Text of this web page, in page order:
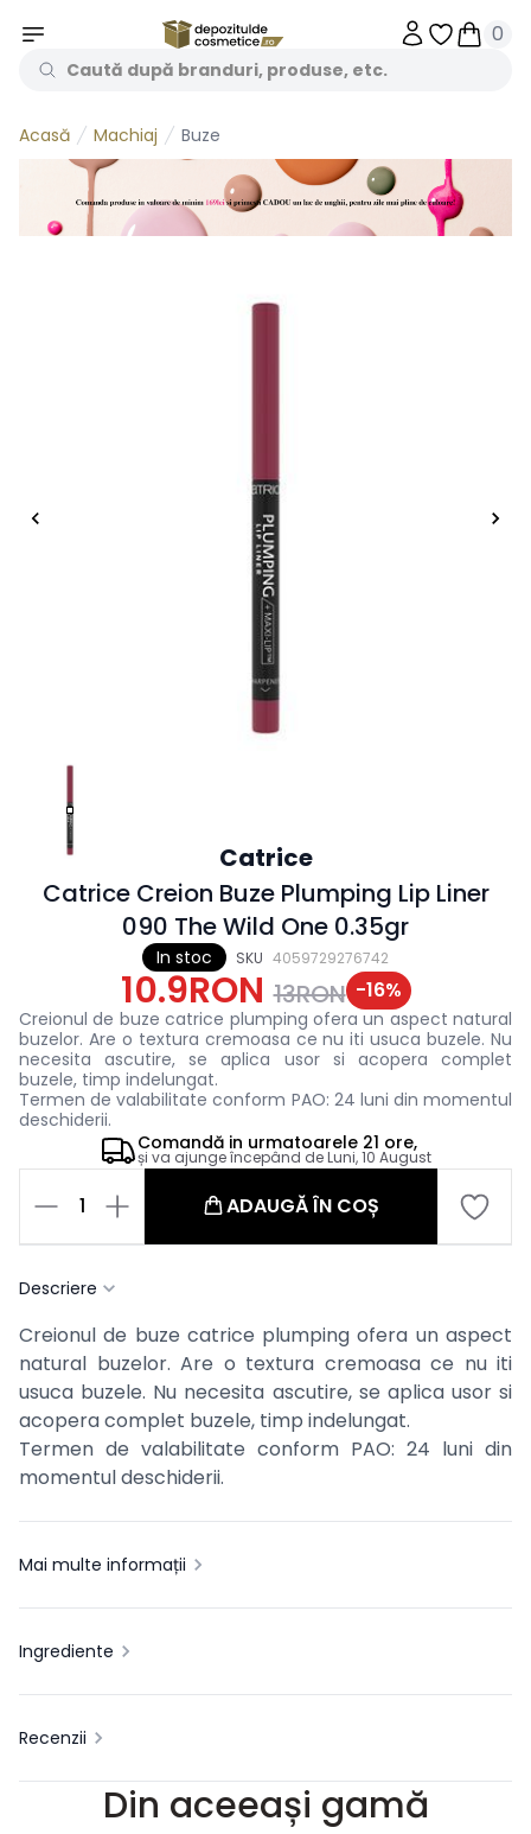
Obiecte
0
Acasă Machiaj Buze
In stoc SKU 4059729276742
Catrice
Catrice Creion Buze Plumping Lip Liner
090 The Wild One 0.35gr
10.9RON 13RON -16%
Creionul de buze catrice plumping ofera un aspect natural
buzelor. Are o textura cremoasa ce nu iti usuca buzele. Nu
necesita ascutire, se aplica usor si acopera complet
buzele, timp indelungat.
Termen de valabilitate conform PAO: 24 luni din momentul
deschiderii.
Comandă in urmatoarele 21 ore,
și va ajunge începând deLuni, 10 August
1 ADAUGĂ ÎN COȘ
Descriere
Creionul de buze catrice plumping ofera un aspect
natural buzelor. Are o textura cremoasa ce nu iti
usuca buzele. Nu necesita ascutire, se aplica usor si
acopera complet buzele, timp indelungat.
Termen de valabilitate conform PAO: 24 luni din
momentul deschiderii.
Mai multe informații
Ingrediente
Recenzii
Din aceeași gamă